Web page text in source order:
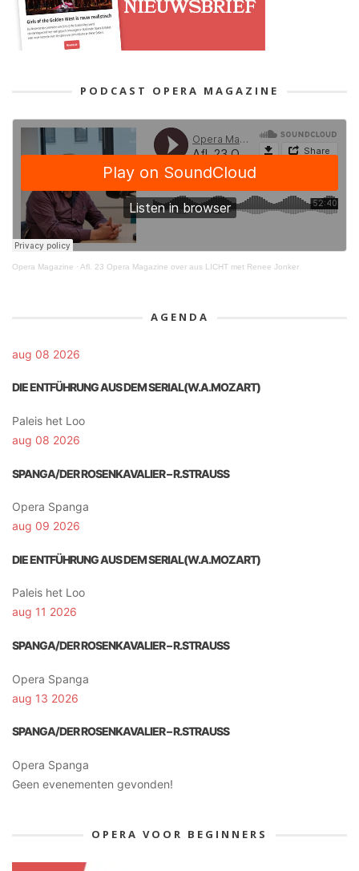
PODCAST OPERA MAGAZINE
Opera Magazine · Afl. 23 Opera Magazine over aus LICHT met Renee Jonker
AGENDA
aug 08 2026
DIE ENTFÜHRUNG AUS DEM SERIAL(W.A.MOZART)
Paleis het Loo
aug 08 2026
SPANGA/DER ROSENKAVALIER – R.STRAUSS
Opera Spanga
aug 09 2026
DIE ENTFÜHRUNG AUS DEM SERIAL(W.A.MOZART)
Paleis het Loo
aug 11 2026
SPANGA/DER ROSENKAVALIER – R.STRAUSS
Opera Spanga
aug 13 2026
SPANGA/DER ROSENKAVALIER – R.STRAUSS
Opera Spanga
Geen evenementen gevonden!
OPERA VOOR BEGINNERS